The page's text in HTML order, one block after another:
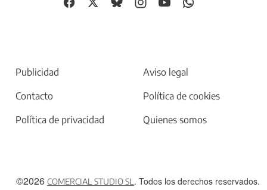
Publicidad
Aviso legal
Contacto
Política de cookies
Política de privacidad
Quienes somos
©2026 COMERCIAL STUDIO SL . Todos los derechos reservados.